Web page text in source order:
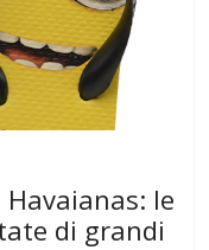
le
di grandi